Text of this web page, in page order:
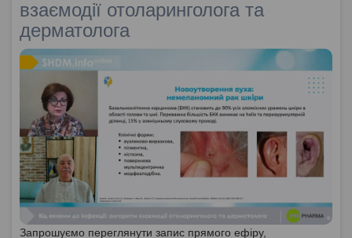
взаємодії отоларинголога та
дерматолога
Запрошуємо переглянути запис прямого ефіру,